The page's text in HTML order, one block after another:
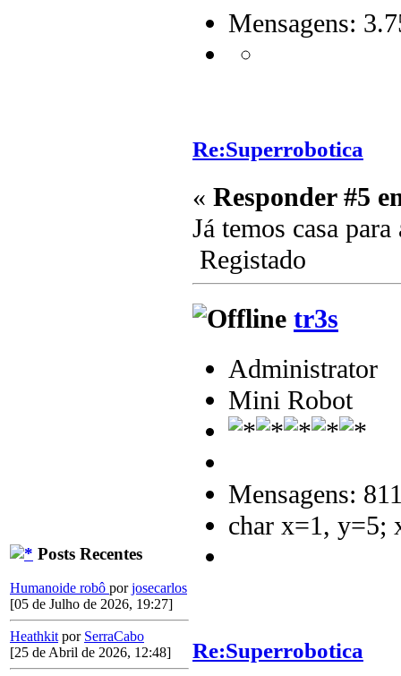
Posts Recentes
Humanoide robô porjosecarlos
[05 de Julho de 2026, 19:27]
Heathkit por SerraCabo
[25 de Abril de 2026, 12:48]
Mensagens:
Re:Superrobotica
« Responder #5
Já temos casa
Registado
tr3s
Administrator
Mini Robot
Mensagens:
char x=1, y=5;
Re:Superrobotica